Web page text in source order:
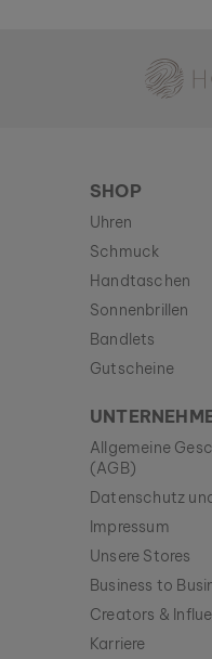
SHOP
Uhren
Schmuck
Handtaschen
Sonnenbrillen
Bandlets
Gutscheine
Allgemeine
(AGB)
Datenschutz
Impressum
Unsere Stores
Business to
Creators &
Karriere